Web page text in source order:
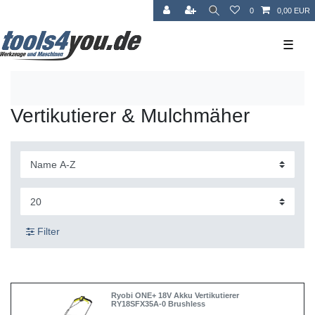
0 0,00 EUR
☰
Vertikutierer & Mulchmäher
Filter
Ryobi ONE+ 18V Akku Vertikutierer
RY18SFX35A-0 Brushless